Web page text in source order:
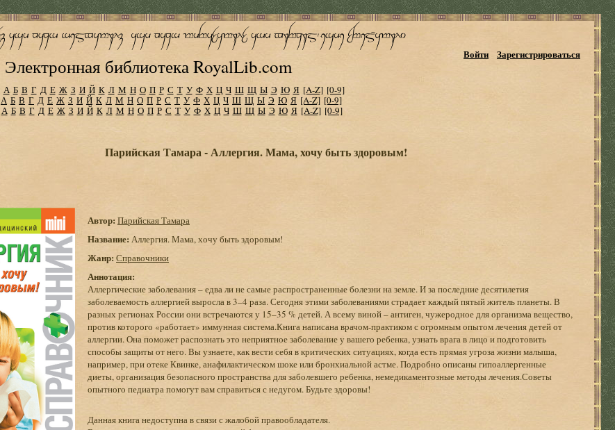
Электронная библиотека RoyalLib.com
Войти Зарегистрироваться
А Б В Г Д Е Ж З И Й К Л М Н О П Р С Т У Ф Х Ц Ч Ш Щ Ы Э Ю Я [A-Z] [0-9]
А Б В Г Д Е Ж З И Й К Л М Н О П Р С Т У Ф Х Ц Ч Ш Щ Ы Э Ю Я [A-Z] [0-9]
А Б В Г Д Е Ж З И Й К Л М Н О П Р С Т У Ф Х Ц Ч Ш Щ Ы Э Ю Я [A-Z] [0-9]
Парийская Тамара - Аллергия. Мама, хочу быть здоровым!
Автор: Парийская Тамара
Название: Аллергия. Мама, хочу быть здоровым!
Жанр: Справочники
Аннотация:
Аллергические заболевания – едва ли не самые распространенные болезни на земле. И за последние десятилетия
заболеваемость аллергией выросла в 3–4 раза. Сегодня этими заболеваниями страдает каждый пятый житель планеты. В
разных регионах России они встречаются у 15–35 % детей. А всему виной – антиген, чужеродное для организма вещество,
против которого «работает» иммунная система.Книга написана врачом-практиком с огромным опытом лечения детей от
аллергии. Она поможет распознать это неприятное заболевание у вашего ребенка, узнать врага в лицо и подготовить
способы защиты от него. Вы узнаете, как вести себя в критических ситуациях, когда есть прямая угроза жизни малыша,
например, при отеке Квинке, анафилактическом шоке или бронхиальной астме. Подробно описаны гипоаллергенные
диеты, организация безопасного пространства для заболевшего ребенка, немедикаментозные методы лечения.Советы
опытного педиатра помогут вам справиться с недугом. Будьте здоровы!
Данная книга недоступна в связи с жалобой правообладателя.